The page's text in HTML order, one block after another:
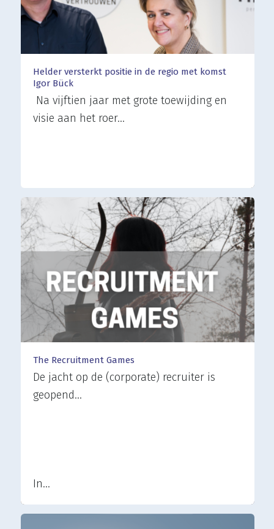
Helder versterkt positie in de regio met komst
Igor Bück
Na vijftien jaar met grote toewijding en
visie aan het roer…
The Recruitment Games
De jacht op de (corporate) recruiter is
geopend…
In…